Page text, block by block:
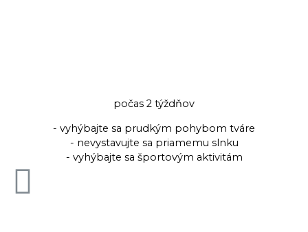
počas 2 týždňov
- vyhýbajte sa prudkým pohybom tváre
- nevystavujte sa priamemu slnku
- vyhýbajte sa športovým aktivitám